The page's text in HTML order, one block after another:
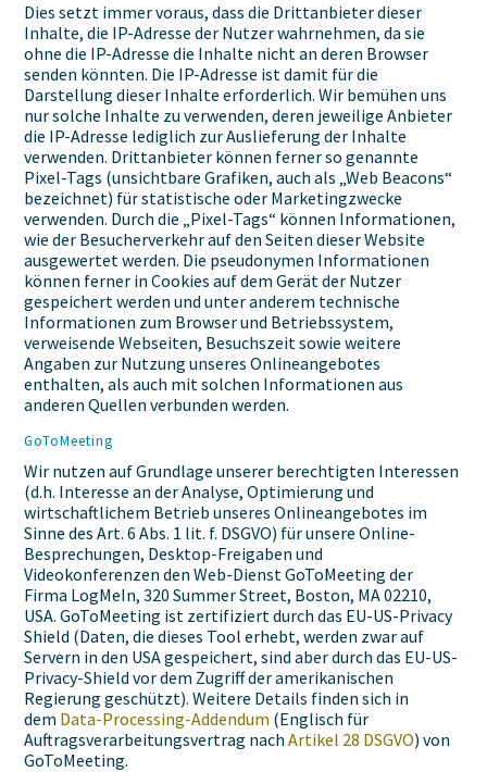
Dies setzt immer voraus, dass die Drittanbieter dieser
Inhalte, die IP-Adresse der Nutzer wahrnehmen, da sie
ohne die IP-Adresse die Inhalte nicht an deren Browser
senden könnten. Die IP-Adresse ist damit für die
Darstellung dieser Inhalte erforderlich. Wir bemühen uns
nur solche Inhalte zu verwenden, deren jeweilige Anbieter
die IP-Adresse lediglich zur Auslieferung der Inhalte
verwenden. Drittanbieter können ferner so genannte
Pixel-Tags (unsichtbare Grafiken, auch als „Web Beacons“
bezeichnet) für statistische oder Marketingzwecke
verwenden. Durch die „Pixel-Tags“ können Informationen,
wie der Besucherverkehr auf den Seiten dieser Website
ausgewertet werden. Die pseudonymen Informationen
können ferner in Cookies auf dem Gerät der Nutzer
gespeichert werden und unter anderem technische
Informationen zum Browser und Betriebssystem,
verweisende Webseiten, Besuchszeit sowie weitere
Angaben zur Nutzung unseres Onlineangebotes
enthalten, als auch mit solchen Informationen aus
anderen Quellen verbunden werden.
GoToMeeting
Wir nutzen auf Grundlage unserer berechtigten Interessen
(d.h. Interesse an der Analyse, Optimierung und
wirtschaftlichem Betrieb unseres Onlineangebotes im
Sinne des Art. 6 Abs. 1 lit. f. DSGVO) für unsere Online-
Besprechungen, Desktop-Freigaben und
Videokonferenzen den Web-Dienst GoToMeeting der
Firma LogMeIn, 320 Summer Street, Boston, MA 02210,
USA. GoToMeeting ist zertifiziert durch das EU-US-Privacy
Shield (Daten, die dieses Tool erhebt, werden zwar auf
Servern in den USA gespeichert, sind aber durch das EU-US-
Privacy-Shield vor dem Zugriff der amerikanischen
Regierung geschützt). Weitere Details finden sich in
dem Data-Processing-Addendum (Englisch für
Auftragsverarbeitungsvertrag nachArtikel 28 DSGVO) von
GoToMeeting.